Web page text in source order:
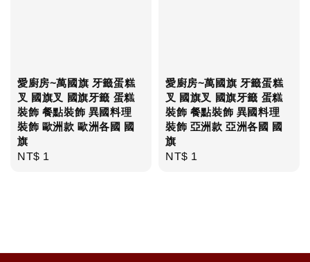
愛廚房~萬國旗 牙籤蛋糕
叉 國旗叉 國旗牙籤 蛋糕
裝飾 餐點裝飾 異國料理
裝飾 歐洲款 歐洲各國 國
旗
Regular
NT$ 1
愛廚房~萬國旗 牙籤蛋糕
叉 國旗叉 國旗牙籤 蛋糕
裝飾 餐點裝飾 異國料理
裝飾 亞洲款 亞洲各國 國
旗
Regular
NT$ 1